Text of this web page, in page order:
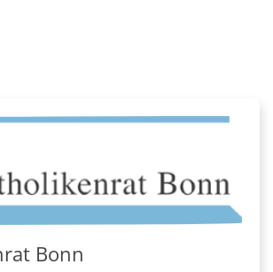
Bonn